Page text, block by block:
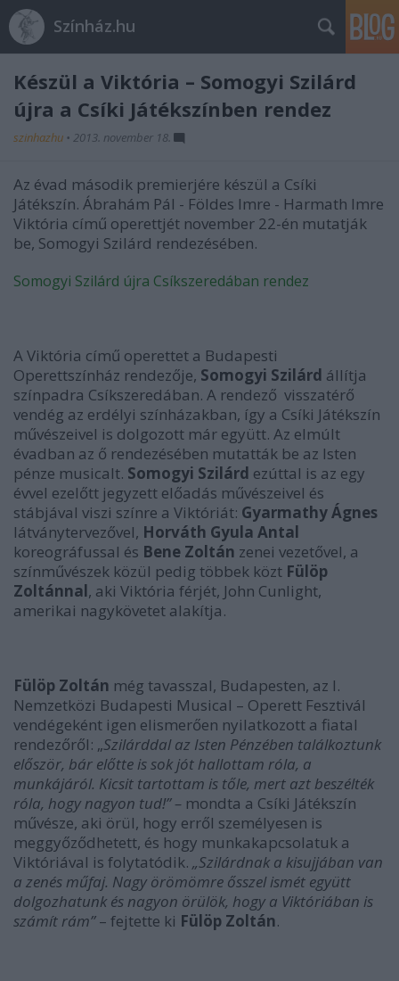
Színház.hu
Készül a Viktória – Somogyi Szilárd
újra a Csíki Játékszínben rendez
szinhazhu • 2013. november 18.
Az évad második premierjére készül a Csíki
Játékszín. Ábrahám Pál - Földes Imre - Harmath Imre
Viktória című operettjét november 22-én mutatják
be, Somogyi Szilárd rendezésében.
Somogyi Szilárd újra Csíkszeredában rendez
A Viktória című operettet a Budapesti
Operettszínház rendezője, Somogyi Szilárd állítja
színpadra Csíkszeredában. A rendező visszatérő
vendég az erdélyi színházakban, így a Csíki Játékszín
művészeivel is dolgozott már együtt. Az elmúlt
évadban az ő rendezésében mutatták be az Isten
pénze musicalt. Somogyi Szilárd ezúttal is az egy
évvel ezelőtt jegyzett előadás művészeivel és
stábjával viszi színre a Viktóriát: Gyarmathy Ágnes
látványtervezővel, Horváth Gyula Antal
koreográfussal és Bene Zoltán zenei vezetővel, a
színművészek közül pedig többek közt Fülöp
Zoltánnal, aki Viktória férjét, John Cunlight,
amerikai nagykövetet alakítja.
Fülöp Zoltán még tavasszal, Budapesten, az I.
Nemzetközi Budapesti Musical – Operett Fesztivál
vendégeként igen elismerően nyilatkozott a fiatal
rendezőről: „Szilárddal az Isten Pénzében találkoztunk
először, bár előtte is sok jót hallottam róla, a
munkájáról. Kicsit tartottam is tőle, mert azt beszélték
róla, hogy nagyon tud!” – mondta a Csíki Játékszín
művésze, aki örül, hogy erről személyesen is
meggyőződhetett, és hogy munkakapcsolatuk a
Viktóriával is folytatódik. „Szilárdnak a kisujjában van
a zenés műfaj. Nagy örömömre ősszel ismét együtt
dolgozhatunk és nagyon örülök, hogy a Viktóriában is
számít rám”– fejtette ki Fülöp Zoltán.